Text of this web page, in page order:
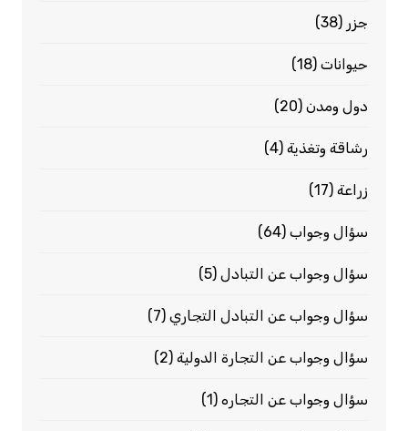
جزر (38)
حيوانات(18)
دول ومدن(20)
رشاقة وتغذية(4)
زراعة(17)
سؤال وجواب(64)
سؤال وجواب عن التبادل(5)
سؤال وجواب عن التبادل التجاري(7)
سؤال وجواب عن التجارة الدولية(2)
سؤال وجواب عن التجاره(1)